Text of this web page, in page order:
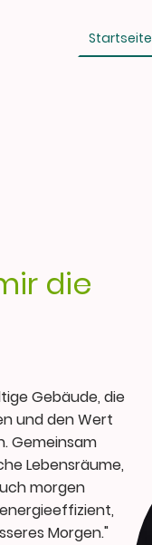
Startseite
die
Gebäude, die
und den Wert
Gemeinsam
Lebensräume,
morgen
Morgen."